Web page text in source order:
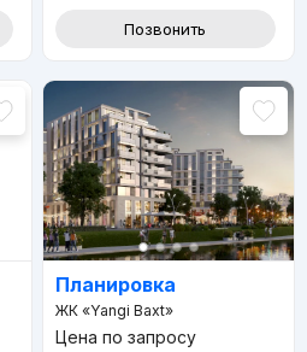
Позвонить
Планировка
ЖК «Yangi Baxt»
Цена по запросу